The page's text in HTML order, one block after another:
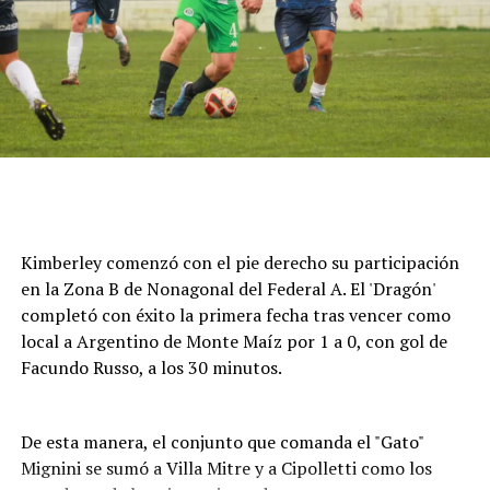
Cómo funciona el Power Ranking de la Fórmula 1
Esta clasificación funciona a través de un panel de cinco
incluye también la clasificación previa y, en caso de
tener, las carreras sprint.
Este análisis tiene la premisa de dejar de lado el
potencial del auto en la calificación de los pilotos, por lo
A lo largo del año, se acumularon las valoraciones de
Kimberley comenzó con el pie derecho su participación
en la Zona B de Nonagonal del Federal A. El 'Dragón'
completó con éxito la primera fecha tras vencer como
local a Argentino de Monte Maíz por 1 a 0, con gol de
Facundo Russo, a los 30 minutos.
De esta manera, el conjunto que comanda el "Gato"
Mignini se sumó a Villa Mitre y a Cipolletti como los